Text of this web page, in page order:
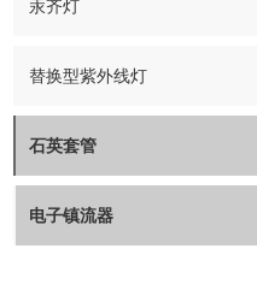
汞齐灯
替换型紫外线灯
石英套管
电子镇流器